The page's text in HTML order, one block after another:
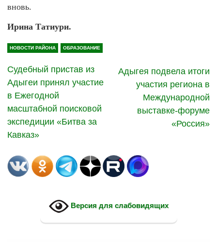
вновь.
Ирина Татиури.
НОВОСТИ РАЙОНА ОБРАЗОВАНИЕ
Судебный пристав из
Адыгеи принял участие
в Ежегодной
масштабной поисковой
экспедиции «Битва за
Кавказ»
Адыгея подвела итоги
участия региона в
Международной
выставке-форуме
«Россия»
Версия для слабовидящих